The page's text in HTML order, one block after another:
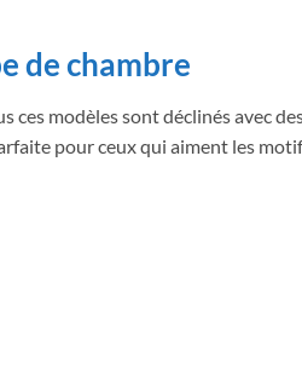
de chambre
ces modèles sont déclinés avec
pour ceux qui aiment les